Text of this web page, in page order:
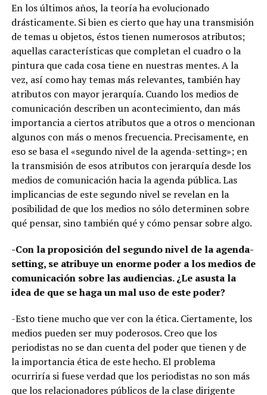
En los últimos años, la teoría ha evolucionado
drásticamente. Si bien es cierto que hay una transmisión
de temas u objetos, éstos tienen numerosos atributos;
aquellas características que completan el cuadro o la
pintura que cada cosa tiene en nuestras mentes. A la
vez, así como hay temas más relevantes, también hay
atributos con mayor jerarquía. Cuando los medios de
comunicación describen un acontecimiento, dan más
importancia a ciertos atributos que a otros o mencionan
algunos con más o menos frecuencia. Precisamente, en
eso se basa el «segundo nivel de la agenda-setting»; en
la transmisión de esos atributos con jerarquía desde los
medios de comunicación hacia la agenda pública. Las
implicancias de este segundo nivel se revelan en la
posibilidad de que los medios no sólo determinen sobre
qué pensar, sino también qué y cómo pensar sobre algo.
-Con la proposición del segundo nivel de la agenda-
setting, se atribuye un enorme poder a los medios de
comunicación sobre las audiencias. ¿Le asusta la
idea de que se haga un mal uso de este poder?
-Esto tiene mucho que ver con la ética. Ciertamente, los
medios pueden ser muy poderosos. Creo que los
periodistas no se dan cuenta del poder que tienen y de
la importancia ética de este hecho. El problema
ocurriría si fuese verdad que los periodistas no son más
que los relacionadores públicos de la clase dirigente